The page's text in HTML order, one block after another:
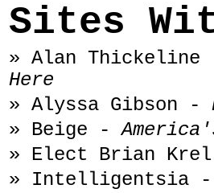
Sites
» Alan
Here
» Alyssa Gibson -
» Beige -
» Elect Brian
» Intelligentsia